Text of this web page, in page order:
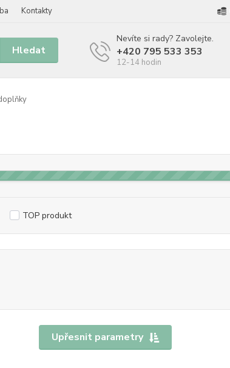
Kontakty
Hledat
Nevíte si rady? Zavolejte.
+420 795 533 353
12-14 hodin
Upřesnit parametry
TOP produkt